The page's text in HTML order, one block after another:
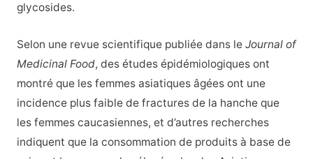
glycosides.
Selon une revue scientifique publiée dans le Journal of
Medicinal Food, des études épidémiologiques ont
montré que les femmes asiatiques âgées ont une
incidence plus faible de fractures de la hanche que
les femmes caucasiennes, et d’autres recherches
indiquent que la consommation de produits à base de